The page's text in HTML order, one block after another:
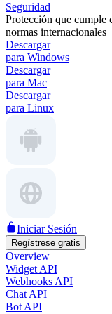
Seguridad
Protección que cumple
normas internacionales
Descargar
para Windows
Descargar
para Mac
Descargar
para Linux
Iniciar Sesión
Regístrese gratis
Overview
Widget API
Webhooks API
Chat API
Bot API